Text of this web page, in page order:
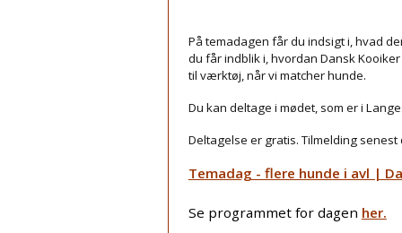
Årets
På temadagen får du indsigt i, hvad
du får indblik i, hvordan Dansk
til værktøj, når vi matcher hunde.
Du kan deltage i mødet, som er i
Deltagelse er gratis. Tilmelding
Temadag - flere hunde i avl |
Se programmet for dagen her.